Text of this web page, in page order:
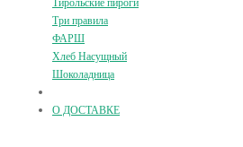
Тирольские пироги
Три правила
ФАРШ
Хлеб Насущный
Шоколадница
О ДОСТАВКЕ